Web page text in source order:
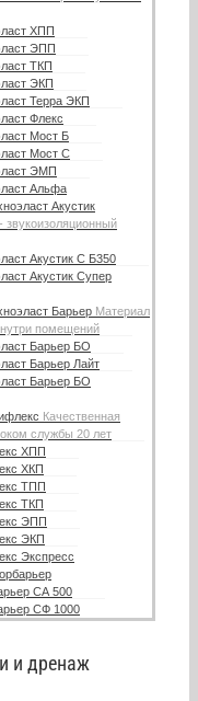
ХПП
ЭПП
ТКП
ЭКП
Терра ЭКП
Флекс
Мост Б
Мост С
ЭМП
Альфа
Акустик
звукоизоляционный
Акустик С Б350
Акустик Супер
Барьер Материал
помещений
Барьер БО
Барьер Лайт
Барьер БО
Качественная
службы 20 лет
ХПП
ХКП
ТПП
ТКП
ЭПП
ЭКП
Экспресс
СА 500
СФ 1000
и дренаж